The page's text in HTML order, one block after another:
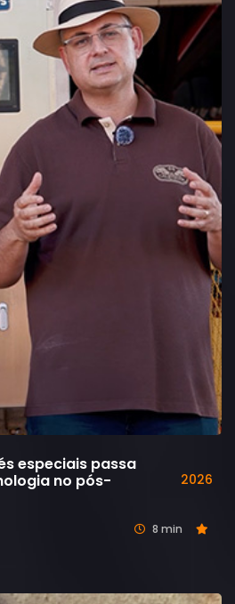
especiais passa
no pós-
2026
8 min